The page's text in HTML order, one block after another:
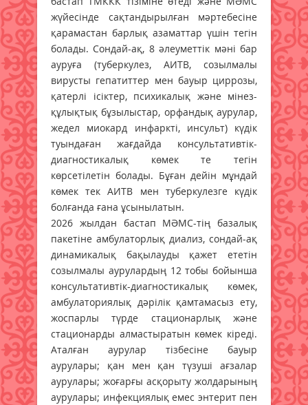
жүйесінде сақтандырылған мәртебесіне
қарамастан барлық азаматтар үшін тегін
болады. Сондай-ақ, 8 әлеуметтік мәні бар
ауруға (туберкулез, АИТВ, созылмалы
вирусты гепатиттер мен бауыр циррозы,
қатерлі ісіктер, психикалық және мінез-
құлықтық бұзылыстар, орфандық аурулар,
жедел миокард инфаркті, инсульт) күдік
туындаған жағдайда консультативтік-
диагностикалық көмек те тегін
көрсетілетін болады. Бұған дейін мұндай
көмек тек АИТВ мен туберкулезге күдік
болғанда ғана ұсынылатын.
2026 жылдан бастап МӘМС-тің базалық
пакетіне амбулаторлық диализ, сондай-ақ
динамикалық бақылауды қажет ететін
созылмалы аурулардың 12 тобы бойынша
консультативтік-диагностикалық көмек,
амбулаториялық дәрілік қамтамасыз ету,
жоспарлы түрде стационарлық және
стационарды алмастыратын көмек кіреді.
Аталған аурулар тізбесіне бауыр
аурулары; қан мен қан түзуші ағзалар
аурулары; жоғарғы асқорыту жолдарының
аурулары; инфекциялық емес энтерит пен